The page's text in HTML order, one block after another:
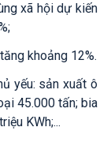
xã hội dự kiến
khoảng 12%.
yếu: sản xuất ô
45.000 tấn; bia
KWh;...